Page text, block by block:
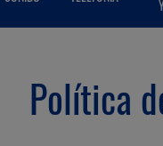
Política